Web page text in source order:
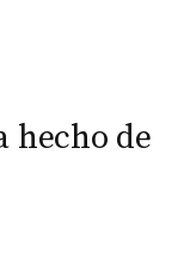
hecho de